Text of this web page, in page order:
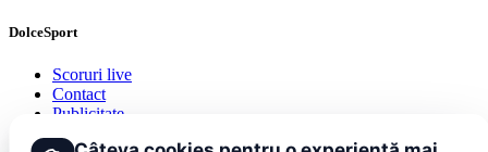
DolceSport
Scoruri live
Contact
Publicitate